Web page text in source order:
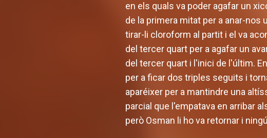
en els quals va poder agafar un
de la primera mitat per a anar-nos
tirar-li cloroform al partit i el va
del tercer quart per a agafar un
del tercer quart i l'inici de l'últim.
per a ficar dos triples seguits i
aparéixer per a mantindre una
parcial que l'empatava en arribar
però Osman li ho va retornar i